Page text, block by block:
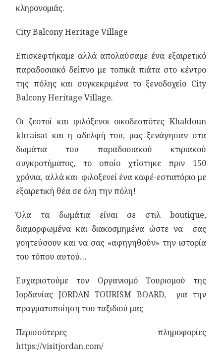
κληρονομιάς.
City Balcony Heritage Village
Επισκεφτήκαμε αλλά απολαύσαμε ένα εξαιρετικό
παραδοσιακό δείπνο με τοπικά πιάτα στο κέντρο
της πόλης και συγκεκριμένα το ξενοδοχείο City
Balcony Heritage Village.
Οι ζεστοί και φιλόξενοι οικοδεσπότες Khaldoun
khraisat και η αδελφή του, μας ξενάγησαν στα
δωμάτια του παραδοσιακού κτιριακού
συγκροτήματος, το οποίο χτίστηκε πριν 150
χρόνια, αλλά και φιλοξενεί ένα καφέ-εστιατόριο με
εξαιρετική θέα σε όλη την πόλη!
Όλα τα δωμάτια είναι σε στιλ boutique,
διαμορφωμένα και διακοσμημένα ώστε να σας
γοητεύσουν και να σας «αφηγηθούν» την ιστορία
του τόπου αυτού…
Ευχαριστούμε τον Οργανισμό Τουρισμού της
Ιορδανίας JORDAN TOURISM BOARD, για την
πραγματοποίηση του ταξιδιού μας
Περισσότερες πληροφορίες
https://visitjordan.com/